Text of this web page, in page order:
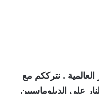
الأخبار العالمية . نترككم مع
على الدبلوماسيين